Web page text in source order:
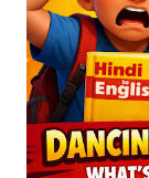
रचना के हिंदी बोल
...